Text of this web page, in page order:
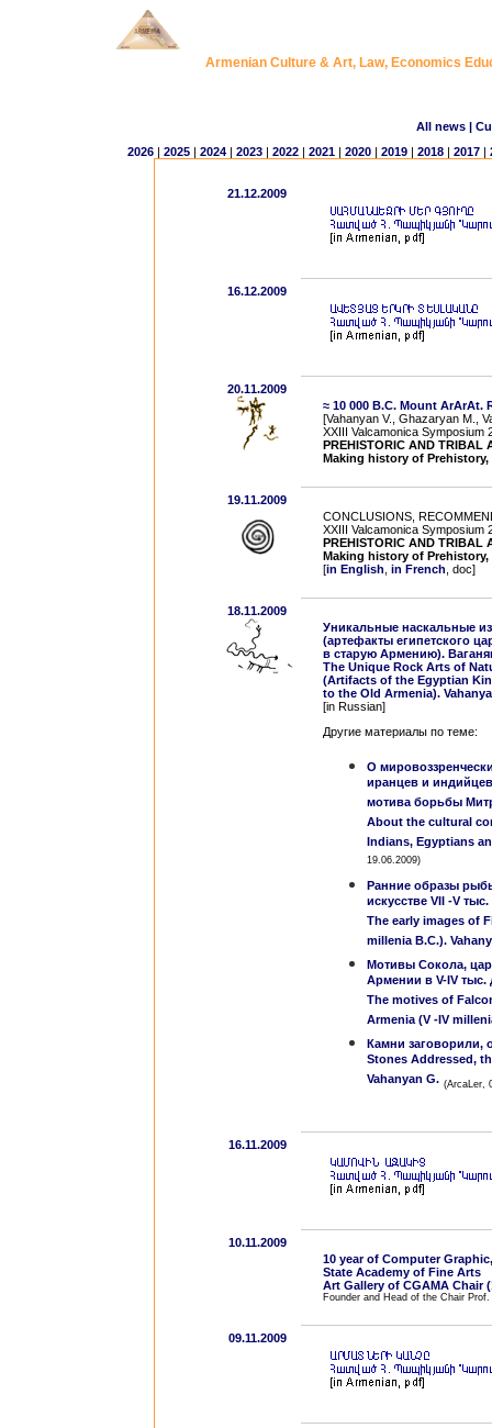
Armenian Culture & Art, Law, Economics
All news |
2026| 2025| 2024| 2023| 2022| 2021| 2020| 2019| 2018| 2017|
21.12.2009
16.12.2009
20.11.2009
≈ 10 000 B.C. Mount ArArAt.
[Vahanyan V., Ghazaryan M.,
XXIII Valcamonica Symposium
PREHISTORIC AND TRIBAL
Making history of
19.11.2009
CONCLUSIONS,
XXIII Valcamonica Symposium
PREHISTORIC AND TRIBAL
Making history of
[in English in French , doc]
18.11.2009
Уникальные наскальные
(артефакты египетского
в старую Армению).
The Unique Rock Arts of
(Artifacts of the Egyptian
to the Old Armenia).
[in Russian]
Другие материалы по теме:
О
иранцев и
мотива борьбы
About the cultural
Indians, Egyptians
19.06.2009)
Ранние образы
искусстве VII -V
The early images of
millenia B.C.).
Мотивы Сокола,
Армении в V-IV тыс.
The motives of
Armenia (V -IV
Камни заговорили,
Stones Addressed,
Vahanyan G. (ArcaLer,
16.11.2009
10.11.2009
10 year of Computer
State Academy of Fine Arts
Art Gallery of CGAMA Chair
Founder and Head of the Chair
09.11.2009